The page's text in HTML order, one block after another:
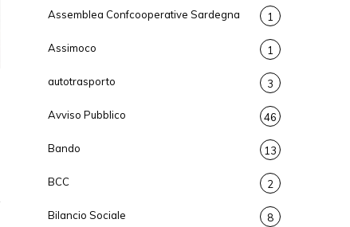
Assemblea Confcooperative Sardegna 1
Assimoco 1
autotrasporto 3
Avviso Pubblico 46
Bando 13
BCC 2
Bilancio Sociale 8